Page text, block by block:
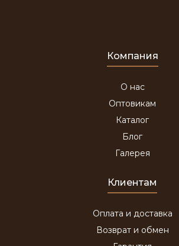
Компания
О нас
Оптовикам
Каталог
Блог
Галерея
Клиентам
Оплата и доставка
Возврат и обмен